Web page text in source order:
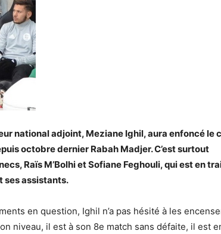
national adjoint, Meziane Ighil, aura enfoncé le
octobre dernier Rabah Madjer. C’est surtout
Raïs M’Bolhi et Sofiane Feghouli, qui est en
ses assistants.
en question, Ighil n’a pas hésité à les
niveau, il est à son 8e match sans défaite, il est